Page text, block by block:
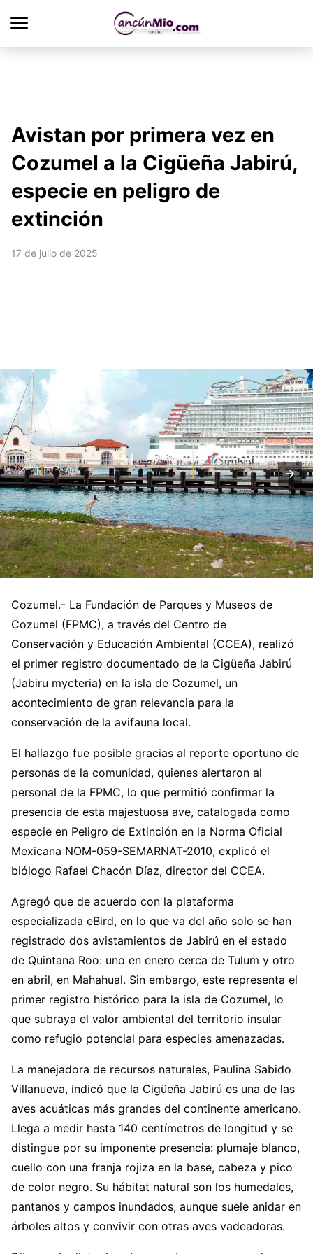
Avistan por primera vez en
Cozumel a la Cigüeña Jabirú,
especie en peligro de
extinción
17 de julio de 2025
Cozumel.- La Fundación de Parques y Museos de
Cozumel (FPMC), a través del Centro de
Conservación y Educación Ambiental (CCEA), realizó
el primer registro documentado de la Cigüeña Jabirú
(Jabiru mycteria) en la isla de Cozumel, un
acontecimiento de gran relevancia para la
conservación de la avifauna local.
El hallazgo fue posible gracias al reporte oportuno de
personas de la comunidad, quienes alertaron al
personal de la FPMC, lo que permitió confirmar la
presencia de esta majestuosa ave, catalogada como
especie en Peligro de Extinción en la Norma Oficial
Mexicana NOM-059-SEMARNAT-2010, explicó el
biólogo Rafael Chacón Díaz, director del CCEA.
Agregó que de acuerdo con la plataforma
especializada eBird, en lo que va del año solo se han
registrado dos avistamientos de Jabirú en el estado
de Quintana Roo: uno en enero cerca de Tulum y otro
en abril, en Mahahual. Sin embargo, este representa el
primer registro histórico para la isla de Cozumel, lo
que subraya el valor ambiental del territorio insular
como refugio potencial para especies amenazadas.
La manejadora de recursos naturales, Paulina Sabido
Villanueva, indicó que la Cigüeña Jabirú es una de las
aves acuáticas más grandes del continente americano.
Llega a medir hasta 140 centímetros de longitud y se
distingue por su imponente presencia: plumaje blanco,
cuello con una franja rojiza en la base, cabeza y pico
de color negro. Su hábitat natural son los humedales,
pantanos y campos inundados, aunque suele anidar en
árboles altos y convivir con otras aves vadeadoras.